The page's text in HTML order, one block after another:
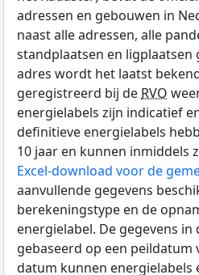
adressen en gebouwen in
naast alle adressen, alle
standplaatsen en ligplaatsen
adres wordt het laatst
geregistreerd bij de RVO
energielabels zijn indicatief
definitieve energielabels
10 jaar en kunnen inmiddels
Excel-download voor de
aanvullende gegevens
berekeningstype en de
energielabel. De gegevens in
gebaseerd op een peildatum
datum kunnen energielabels